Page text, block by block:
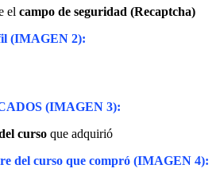
el campo de seguridad (Recaptcha)
(IMAGEN 2):
(IMAGEN 3):
cursoque adquirió
del curso que compró (IMAGEN 4):